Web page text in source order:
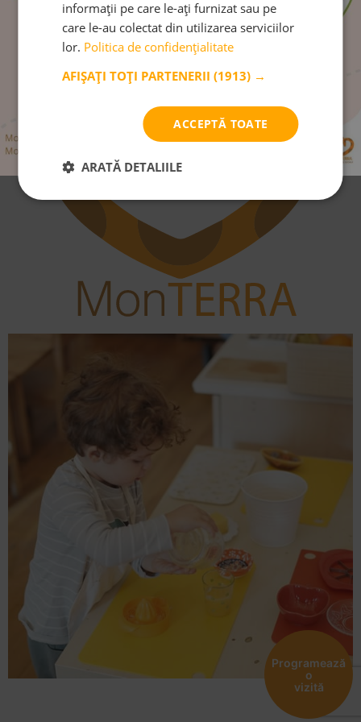
Trimite
Programează
o
vizită
informații pe care le-ați furnizat sau pe
care le-au colectat din utilizarea serviciilor
lor. Politica de confidențialitate
AFIȘAȚI TOȚI PARTENERII(1913) →
ACCEPTĂ TOATE
ARATĂ DETALIILE